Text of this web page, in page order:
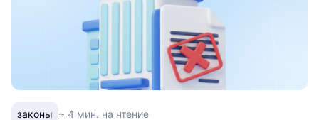
законы ~ 4 мин. на чтение